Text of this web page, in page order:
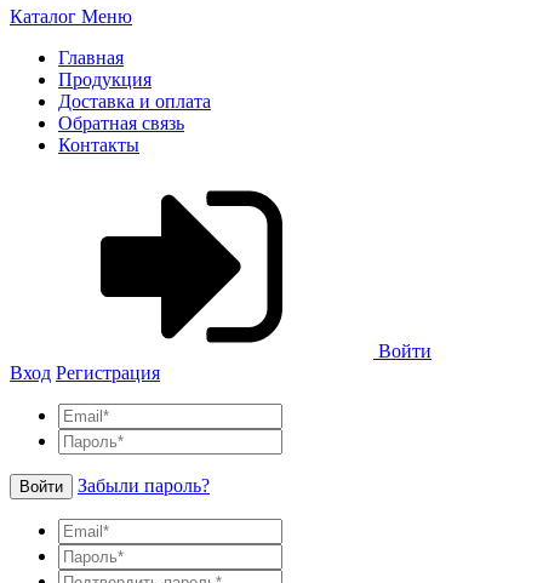
Каталог Меню
Главная
Продукция
Доставка и оплата
Обратная связь
Контакты
Войти
Вход Регистрация
Войти Забыли пароль?